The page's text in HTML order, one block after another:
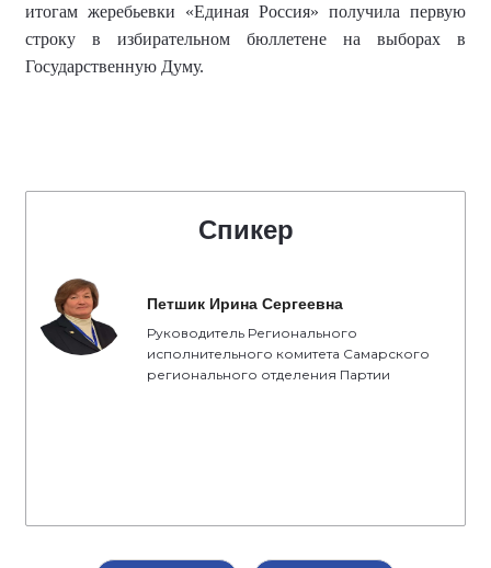
итогам жеребьевки «Единая Россия» получила первую
строку в избирательном бюллетене на выборах в
Государственную Думу.
Спикер
Петшик Ирина Сергеевна
Руководитель Регионального
исполнительного комитета Самарского
регионального отделения Партии